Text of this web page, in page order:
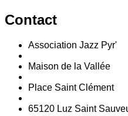
Contact
Association Jazz Pyr'
Maison de la Vallée
Place Saint Clément
65120 Luz Saint